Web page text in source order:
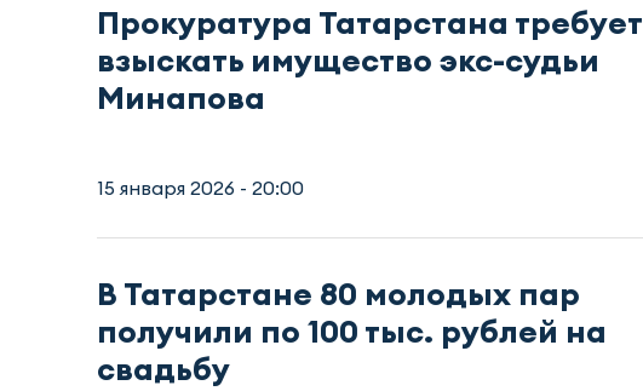
Прокуратура Татарстана требует
взыскать имущество экс-судьи
Минапова
15 января 2026 - 20:00
В Татарстане 80 молодых пар
получили по 100 тыс. рублей на
свадьбу